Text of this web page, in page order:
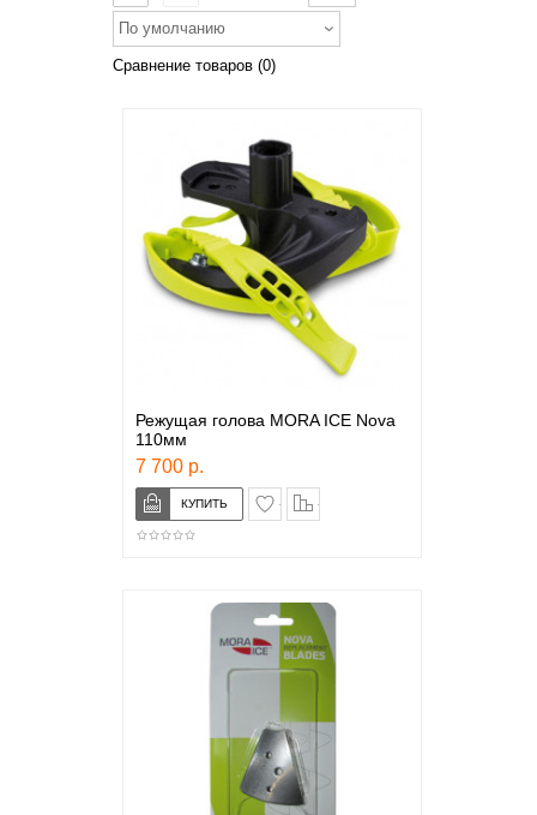
По умолчанию
Сравнение товаров (0)
Режущая голова MORA ICE Nova
110мм
7 700 р.
в закладки